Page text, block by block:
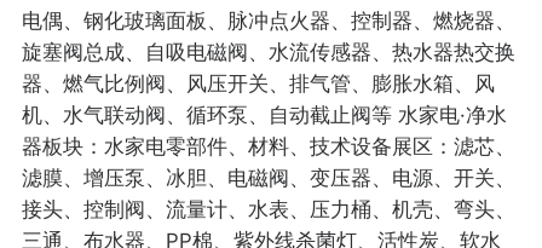
电偶、钢化玻璃面板、脉冲点火器、控制器、燃烧器、
旋塞阀总成、自吸电磁阀、水流传感器、热水器热交换
器、燃气比例阀、风压开关、排气管、膨胀水箱、风
机、水气联动阀、循环泵、自动截止阀等 水家电·净水
器板块：水家电零部件、材料、技术设备展区：滤芯、
滤膜、增压泵、冰胆、电磁阀、变压器、电源、开关、
接头、控制阀、流量计、水表、压力桶、机壳、弯头、
三通、布水器、PP棉、紫外线杀菌灯、活性炭、软水